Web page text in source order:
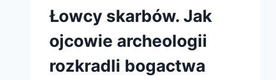
Łowcy skarbów. Jak
ojcowie archeologii
rozkradli bogactwa